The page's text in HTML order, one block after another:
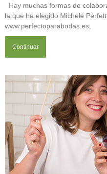
Hay muchas formas de
la que ha elegido Michele
www.perfectoparabodas.es,
Continuar